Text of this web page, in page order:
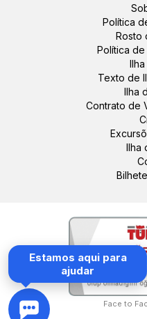
5 dezembro 2025
Tour de Meio Dia
Foi impressionante. O
tinha bastante espaço na
explorar o antigo teatro
sob a luz fresca do
espera enquanto os
mas, no geral, foi uma
17 julho 2025
JK
Janine K.
Tour de Meio Dia
Política
Rosto
Política
Texto de
Ilha
Contrato de
Ilha
Face to
Estamos aqui para
ajudar